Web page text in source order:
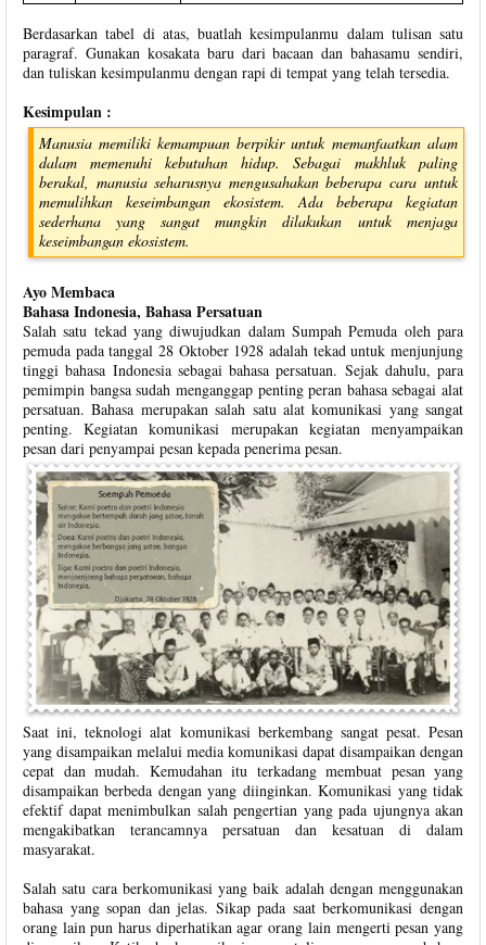
Berdasarkan tabel di atas, buatlah kesimpulanmu dalam tulisan satu
paragraf. Gunakan kosakata baru dari bacaan dan bahasamu sendiri,
dan tuliskan kesimpulanmu dengan rapi di tempat yang telah tersedia.
Kesimpulan :
Manusia memiliki kemampuan berpikir untuk memanfaatkan alam
dalam memenuhi kebutuhan hidup. Sebagai makhluk paling
berakal, manusia seharusnya mengusahakan beberapa cara untuk
memulihkan keseimbangan ekosistem. Ada beberapa kegiatan
sederhana yang sangat mungkin dilakukan untuk menjaga
keseimbangan ekosistem.
Ayo Membaca
Bahasa Indonesia, Bahasa Persatuan
Salah satu tekad yang diwujudkan dalam Sumpah Pemuda oleh para
pemuda pada tanggal 28 Oktober 1928 adalah tekad untuk menjunjung
tinggi bahasa Indonesia sebagai bahasa persatuan. Sejak dahulu, para
pemimpin bangsa sudah menganggap penting peran bahasa sebagai alat
persatuan. Bahasa merupakan salah satu alat komunikasi yang sangat
penting. Kegiatan komunikasi merupakan kegiatan menyampaikan
pesan dari penyampai pesan kepada penerima pesan.
Saat ini, teknologi alat komunikasi berkembang sangat pesat. Pesan
yang disampaikan melalui media komunikasi dapat disampaikan dengan
cepat dan mudah. Kemudahan itu terkadang membuat pesan yang
disampaikan berbeda dengan yang diinginkan. Komunikasi yang tidak
efektif dapat menimbulkan salah pengertian yang pada ujungnya akan
mengakibatkan terancamnya persatuan dan kesatuan di dalam
masyarakat.
Salah satu cara berkomunikasi yang baik adalah dengan menggunakan
bahasa yang sopan dan jelas. Sikap pada saat berkomunikasi dengan
orang lain pun harus diperhatikan agar orang lain mengerti pesan yang